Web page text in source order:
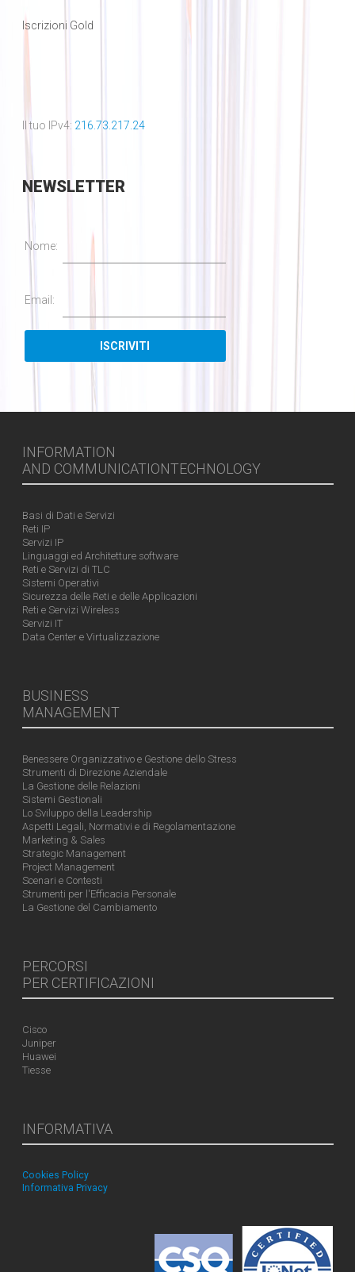
Iscrizioni Gold
Il tuo IPv4: 216.73.217.24
NEWSLETTER
Nome:
Email:
INFORMATION
AND COMMUNICATIONTECHNOLOGY
Basi di Dati e Servizi
Reti IP
Servizi IP
Linguaggi ed Architetture software
Reti e Servizi di TLC
Sistemi Operativi
Sicurezza delle Reti e delle Applicazioni
Reti e Servizi Wireless
Servizi IT
Data Center e Virtualizzazione
BUSINESS
MANAGEMENT
Benessere Organizzativo e Gestione dello Stress
Strumenti di Direzione Aziendale
La Gestione delle Relazioni
Sistemi Gestionali
Lo Sviluppo della Leadership
Aspetti Legali, Normativi e di Regolamentazione
Marketing & Sales
Strategic Management
Project Management
Scenari e Contesti
Strumenti per l'Efficacia Personale
La Gestione del Cambiamento
PERCORSI
PER CERTIFICAZIONI
Cisco
Juniper
Huawei
Tiesse
INFORMATIVA
Cookies Policy
Informativa Privacy